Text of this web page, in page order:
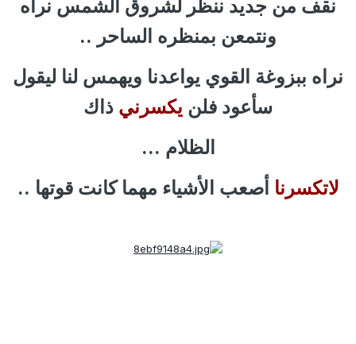
نقف من جديد ننظر لشروق الشمس نراه
ونتمعن بمنظره الساحر ..
نراه ببزوغة القوي يواعدنا ويهمس لنا ليقول
سأعود فلن يكسرنيذاك
الظلام ...
لاتكسرنا أصعب الأشياء مهما كانت قوتها ..